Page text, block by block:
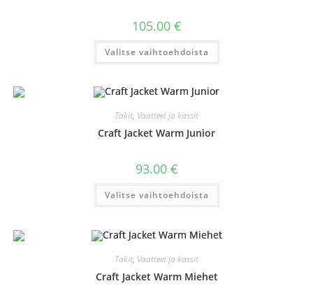
105.00 €
Valitse vaihtoehdoista
Tällä
on
Voit
Takit, Vaatteet ja kassit
Craft Jacket Warm Junior
93.00 €
Valitse vaihtoehdoista
Tällä
on
Voit
Takit, Vaatteet ja kassit
Craft Jacket Warm Miehet